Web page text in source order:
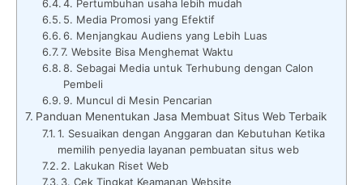
4. Pertumbuhan usaha lebih mudah
5. Media Promosi yang Efektif
6. Menjangkau Audiens yang Lebih Luas
7. Website Bisa Menghemat Waktu
8. Sebagai Media untuk Terhubung dengan Calon
Pembeli
9. Muncul di Mesin Pencarian
Panduan Menentukan Jasa Membuat Situs Web Terbaik
1. Sesuaikan dengan Anggaran dan Kebutuhan Ketika
memilih penyedia layanan pembuatan situs web
2. Lakukan Riset Web
3. Cek Tingkat Keamanan Website